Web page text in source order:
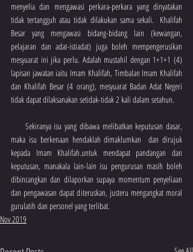
menyelia dan mengawasi perkara-perkara yang dinyatakan
tidak tertangguh atau tidak dilakukan sama sekali.  Khalifah
Besar yang mengawasi bidang-bidang lain (kewangan,
pelajaran dan adat-istiadat) juga boleh mempengerusikan
mesyuarat ini jika perlu. Adalah mustahil dengan 1+1+1 (4)
lapisan jawatan iaitu Imam Khalifah, Timbalan Imam Khalifah
dan Khalifah Besar (4 orang), mesyuarat Badan Adat Negeri
tidak dapat dilaksanakan setidak-tidak 2 kali dalam setahun.
maka isu berkenaan hendaklah dimaklumkan  dan dirujuk
kepada Imam Khalifah.untuk mendapat pandangan dan
keputusan, manakala lain-lain isu pengurusan masih boleh
dibincangkan dan dilaporkan supaya momentum penyeliaan
dan pengawasan dapat diteruskan, justeru mengangkat moral
gurulatih dan personel yang terlibat.
Nov 2019